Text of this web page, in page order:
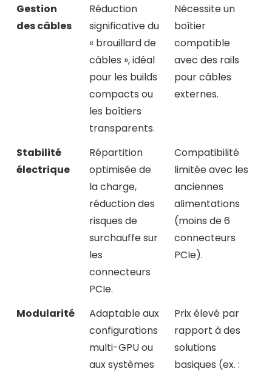
Gestion
des câbles
Réduction
significative du
« brouillard de
câbles », idéal
pour les builds
compacts ou
les boîtiers
transparents.
Nécessite un
boîtier
compatible
avec des rails
pour câbles
externes.
Stabilité
électrique
Répartition
optimisée de
la charge,
réduction des
risques de
surchauffe sur
les
connecteurs
PCIe.
Compatibilité
limitée avec les
anciennes
alimentations
(moins de 6
connecteurs
PCIe).
Modularité
Adaptable aux
configurations
multi-GPU ou
aux systèmes
Prix élevé par
rapport à des
solutions
basiques (ex. :